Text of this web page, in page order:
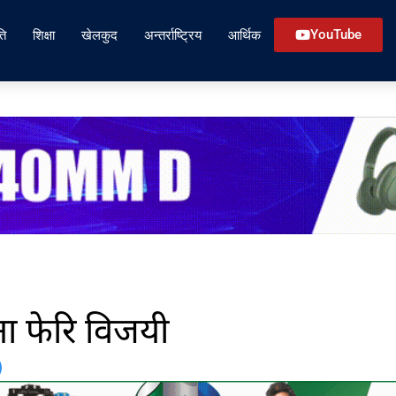
शिक्षा खेलकुद अन्तर्राष्ट्रिय आर्थिक YouTube
फेरि विजयी